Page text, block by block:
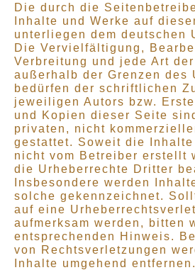
Die durch die
Inhalte und Werke auf
unterliegen dem deutschen
Die Vervielfältigung,
Verbreitung und jede Art
außerhalb der Grenzen des
bedürfen der schriftlichen
jeweiligen Autors bzw.
und Kopien dieser Seite
privaten, nicht
gestattet. Soweit die
nicht vom Betreiber erstellt
die Urheberrechte Dritter
Insbesondere werden
solche gekennzeichnet.
auf eine
aufmerksam werden, bitten
entsprechenden Hinweis.
von Rechtsverletzungen
Inhalte umgehend entfernen.